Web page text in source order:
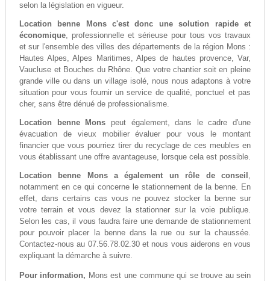
selon la législation en vigueur.
Location benne Mons c'est donc une solution rapide et
économique, professionnelle et sérieuse pour tous vos travaux
et sur l'ensemble des villes des départements de la région Mons :
Hautes Alpes, Alpes Maritimes, Alpes de hautes provence, Var,
Vaucluse et Bouches du Rhône. Que votre chantier soit en pleine
grande ville ou dans un village isolé, nous nous adaptons à votre
situation pour vous fournir un service de qualité, ponctuel et pas
cher, sans être dénué de professionalisme.
Location benne Mons peut également, dans le cadre d'une
évacuation de vieux mobilier évaluer pour vous le montant
financier que vous pourriez tirer du recyclage de ces meubles en
vous établissant une offre avantageuse, lorsque cela est possible.
Location benne Mons a également un rôle de conseil ,
notamment en ce qui concerne le stationnement de la benne. En
effet, dans certains cas vous ne pouvez stocker la benne sur
votre terrain et vous devez la stationner sur la voie publique.
Selon les cas, il vous faudra faire une demande de stationnement
pour pouvoir placer la benne dans la rue ou sur la chaussée.
Contactez-nous au 07.56.78.02.30 et nous vous aiderons en vous
expliquant la démarche à suivre.
Pour information, Mons est une commune qui se trouve au sein